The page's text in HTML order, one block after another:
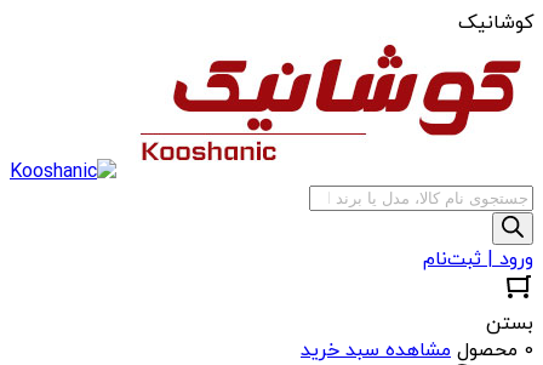
کوشانیک
جستجوی
محصولات
ورود | ثبت‌نام
بستن
0 محصول
مشاهده سبد خرید